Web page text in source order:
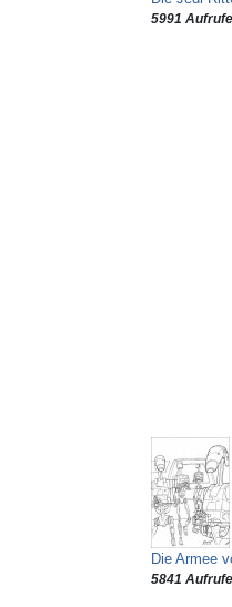
5991 Aufrufe
Die Armee
5841 Aufrufe